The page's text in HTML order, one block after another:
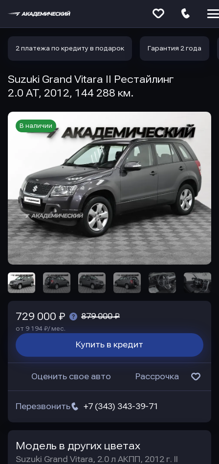
2 платежа по кредиту в подарок Гарантия 2 года
Suzuki Grand Vitara II Рестайлинг
2.0 AT, 2012, 144 288 км.
В наличии
729 000 ₽ 879 000 ₽
от 9 194 ₽/ мес.
Купить в кредит
Оценить свое авто Рассрочка
+7 (343) 343-39-71
Перезвонить
Модель в других цветах
Suzuki Grand Vitara, 2.0 л АКПП, 2012 г. II